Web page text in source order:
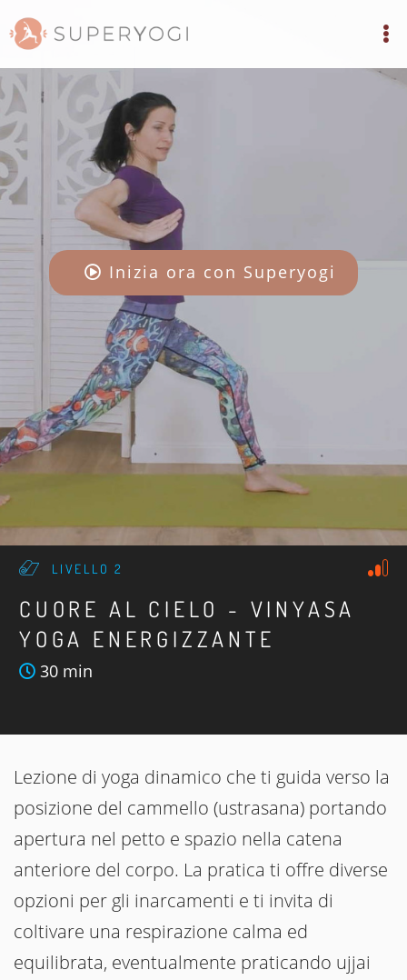
Inizia ora con Superyogi
LIVELLO 2
CUORE AL CIELO - VINYASA
YOGA ENERGIZZANTE
30 min
Lezione di yoga dinamico che ti guida verso la
posizione del cammello (ustrasana) portando
apertura nel petto e spazio nella catena
anteriore del corpo. La pratica ti offre diverse
opzioni per gli inarcamenti e ti invita di
coltivare una respirazione calma ed
equilibrata, eventualmente praticando ujjai